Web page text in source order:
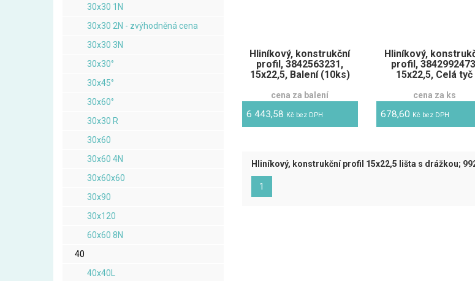
30x30 1N
30x30 2N - zvýhodněná cena
30x30 3N
30x30°
30x45°
30x60°
30x30 R
30x60
30x60 4N
30x60x60
30x90
30x120
60x60 8N
40
40x40L
Hliníkový, konstrukční
profil, 3842563231,
15x22,5, Balení (10ks)
cena za balení
6 443,58 Kč bez DPH
Hliníkový,
profil,
15x22,5, Celá tyč
cena za ks
678,60 Kč bez DPH
Hliníkový, konstrukční profil 15x22,5 lišta s drážkou;
1